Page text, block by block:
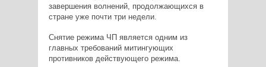
завершения волнений, продолжающихся в
стране уже почти три недели.
Снятие режима ЧП является одним из
главных требований митингующих
противников действующего режима.